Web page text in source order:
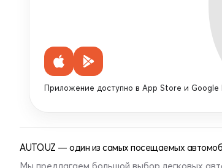
Приложение доступно в App Store и Google
AUTO.UZ — один из самых посещаемых